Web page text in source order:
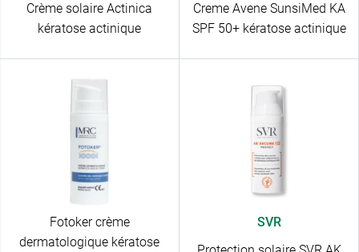
Crème solaire Actinica
kératose actinique
Creme Avene SunsiMed KA
SPF 50+ kératose actinique
Fotoker crème
dermatologique kératose
SVR